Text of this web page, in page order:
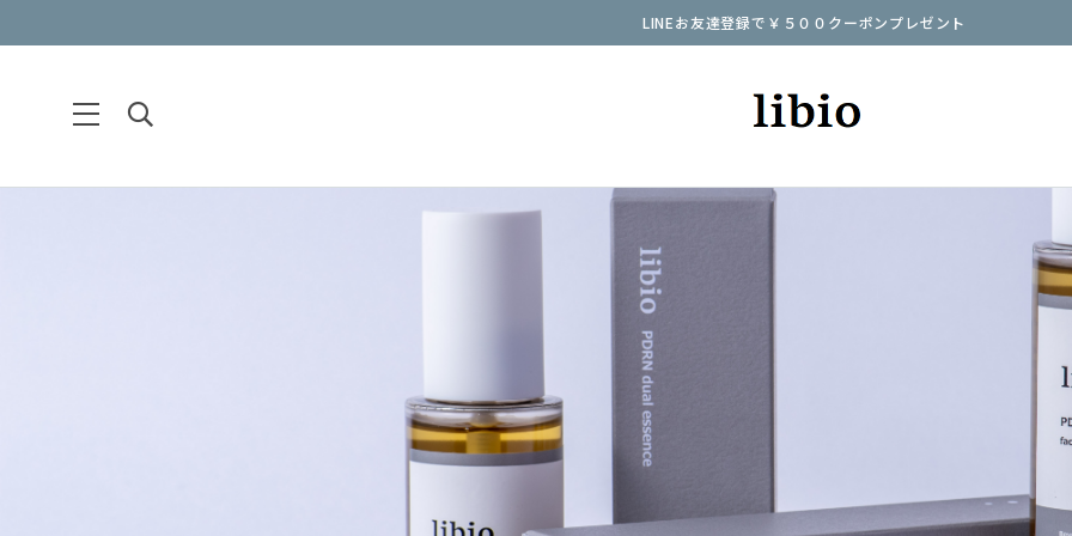
LINEお友達登録で￥５００クーポンプレゼント